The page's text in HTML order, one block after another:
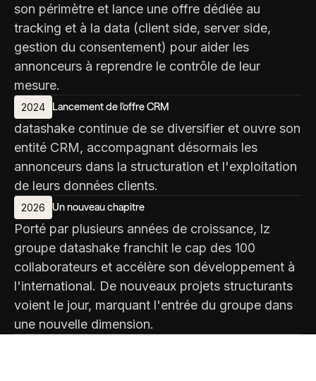
son périmètre et lance une offre dédiée au
tracking et à la data (client side, server side,
gestion du consentement) pour aider les
annonceurs à reprendre le contrôle de leur
mesure.
2024 Lancement de l'offre CRM
datashake continue de se diversifier et ouvre son
entité CRM, accompagnant désormais les
annonceurs dans la structuration et l'exploitation
de leurs données clients.
2026 Un nouveau chapitre
Porté par plusieurs années de croissance, lz
groupe datashake franchit le cap des 100
collaborateurs et accélère son développement à
l'international. De nouveaux projets structurants
voient le jour, marquant l'entrée du groupe dans
une nouvelle dimension.